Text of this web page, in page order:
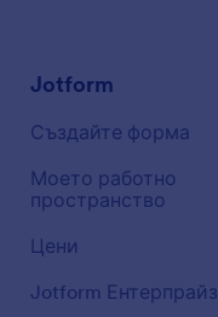
Jotform
Създайте форма
Моето работно
пространство
Цени
Jotform Ентерпрайз